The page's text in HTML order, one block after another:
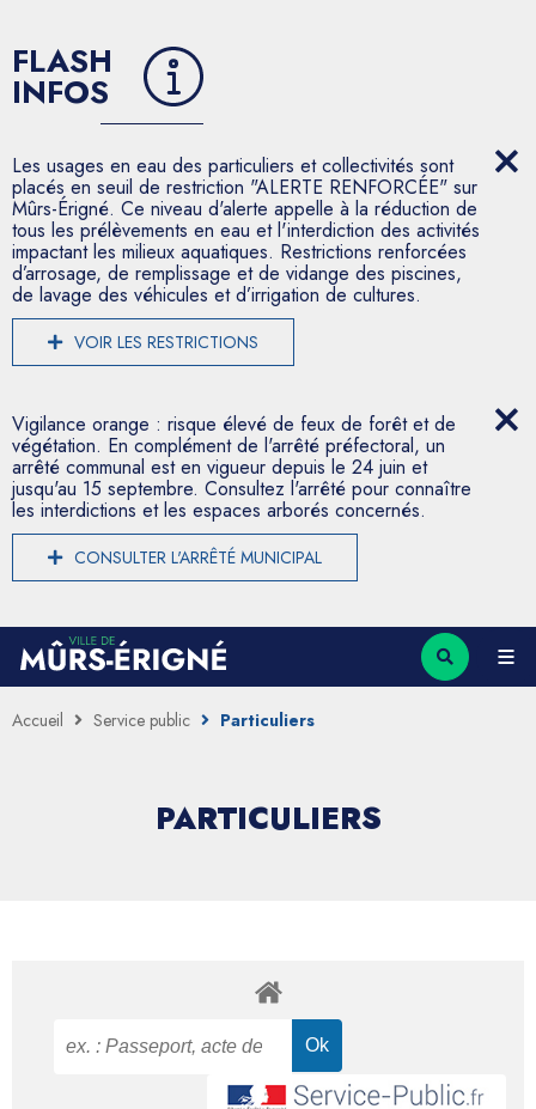
FLASH
INFOS
Les usages en eau des particuliers et collectivités sont
placés en seuil de restriction "ALERTE RENFORCÉE" sur
Mûrs-Érigné. Ce niveau d'alerte appelle à la réduction de
tous les prélèvements en eau et l'interdiction des activités
impactant les milieux aquatiques. Restrictions renforcées
d’arrosage, de remplissage et de vidange des piscines,
de lavage des véhicules et d’irrigation de cultures.
VOIR LES RESTRICTIONS
Vigilance orange : risque élevé de feux de forêt et de
végétation. En complément de l'arrêté préfectoral, un
arrêté communal est en vigueur depuis le 24 juin et
jusqu'au 15 septembre. Consultez l'arrêté pour connaître
les interdictions et les espaces arborés concernés.
CONSULTER L'ARRÊTÉ MUNICIPAL
Accueil Service public Particuliers
PARTICULIERS